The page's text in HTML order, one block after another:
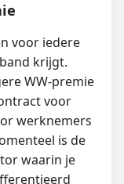
voor iedere
krijgt.
WW-premie
voor
werknemers
is de
waarin je